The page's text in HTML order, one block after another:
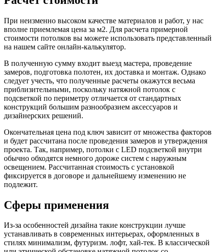
При неизменно высоком качестве материалов и работ, у нас
вполне приемлемая цена за м2. Для расчета примерной
стоимости потолков вы можете использовать представленный
на нашем сайте онлайн-калькулятор.
В полученную сумму входит выезд мастера, проведение
замеров, подготовка полотен, их доставка и монтаж. Однако
следует учесть, что полученные расчеты окажутся весьма
приблизительными, поскольку натяжной потолок с
подсветкой по периметру отличается от стандартных
конструкций большим разнообразием аксессуаров и
дизайнерских решений.
Окончательная цена под ключ зависит от множества факторов
и будет рассчитана после проведения замеров и утверждения
проекта. Так, например, потолки с LED подсветкой внутри
обычно обходятся немного дороже систем с наружным
освещением. Рассчитанная стоимость с установкой
фиксируется в договоре и дальнейшему изменению не
подлежит.
Сферы применения
Из-за особенностей дизайна такие конструкции лучше
устанавливать в современных интерьерах, оформленных в
стилях минимализм, футуризм. лофт, хай-тек. В классической